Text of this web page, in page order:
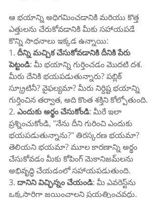
ఆ భయాన్ని అధిగమించడానికి మరియు కొత్త
ఎత్తులను చేరుకోవడానికి మీకు సహాయపడే
కొన్ని సాధనాలు ఇక్కడ ఉన్నాయి:
1. దీన్ని మచ్చిక చేసుకోవడానికి దీనికి పేరు
పెట్టండి: మీ భయాన్ని గుర్తించడం మొదటి దశ.
మీరు దేనికి భయపడుతున్నారు? పబ్లిక్
స్క్రూటినీ? వైఫల్యమా? మీరు నిర్దిష్ట భయాన్ని
గుర్తించిన తర్వాత, అది కొంత శక్తిని కోల్పోతుంది.
2. ఎందుకు అర్థం చేసుకోండి: మీరే ఇలా
ప్రశ్నించుకోండి, "నేను దీని గురించి ఎందుకు
భయపడుతున్నాను?" తిరస్కరణ భయమా?
తెలియని భయమా? మూల కారణాన్ని అర్థం
చేసుకోవడం మీకు కోపింగ్ మెకానిజమ్‌లను
అభివృద్ధి చేయడంలో సహాయపడుతుంది.
3. దానిని విచ్ఛిన్నం చేయండి: మీ ఎవరెస్ట్‌ను
ఒక్కసారిగా జయించాలని ప్రయత్నించవద్దు.